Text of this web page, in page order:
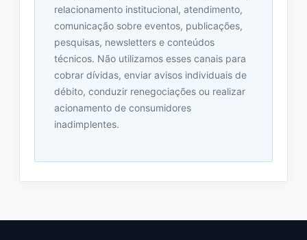
relacionamento institucional, atendimento,
comunicação sobre eventos, publicações,
pesquisas, newsletters e conteúdos
técnicos. Não utilizamos esses canais para
cobrar dívidas, enviar avisos individuais de
débito, conduzir renegociações ou realizar
acionamento de consumidores
inadimplentes.